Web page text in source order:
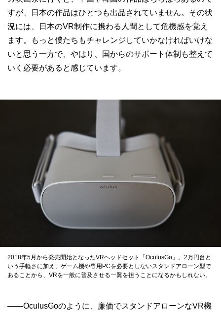
すが、日本の作品はひとつも出品されていません。その状
況には、日本のVR制作に携わる人間として危機感を覚え
ます。もっと僕たちもチャレンジしていかなければいけな
いと思う一方で、やはり、国からのサポート体制も整えて
いく必要があると感じています。
2018年5月から発売開始となったVRヘッドセット「OculusGo」。2万円台と
いう手軽さに加え、ゲーム機や専用PCを必要としないスタンドアローン型で
あることから、VRを一般に普及させる一翼を担うことになるかもしれない。
——OculusGoのように、廉価でスタンドアローンなVR機